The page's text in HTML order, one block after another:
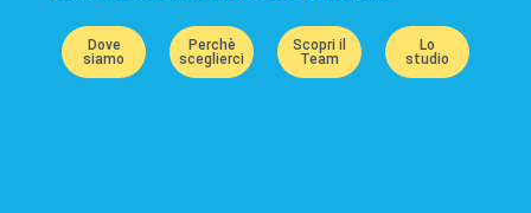
Dove
siamo
Perchè
sceglierci
Scopri il
Team
Lo
studio